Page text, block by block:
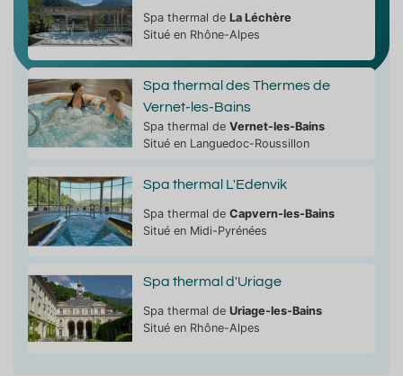
Spa thermal de La Léchère
Situé en Rhône-Alpes
Spa thermal des Thermes de
Vernet-les-Bains
Spa thermal de Vernet-les-Bains
Situé en Languedoc-Roussillon
Spa thermal L'Edenvik
Spa thermal de Capvern-les-Bains
Situé en Midi-Pyrénées
Spa thermal d'Uriage
Spa thermal de Uriage-les-Bains
Situé en Rhône-Alpes